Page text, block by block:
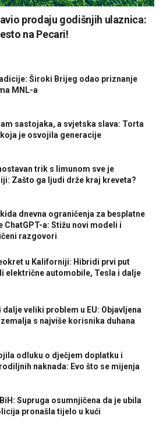
prodaju godišnjih ulaznica:
na Pecari!
Široki Brijeg odao priznanje
MNL-a
sastojaka, a svjetska slava: Torta
je osvojila generacije
trik s limunom sve je
Zašto ga ljudi drže kraj kreveta?
dnevna ograničenja za besplatne
ChatGPT-a: Stižu novi modeli i
razgovori
u Kaliforniji: Hibridi prvi put
električne automobile, Tesla i dalje
dalje veliki problem u EU: Objavljena
zemalja s najviše korisnika duhana
odluku o dječjem doplatku i
naknada: Evo što se mijenja
Supruga osumnjičena da je ubila
pronašla tijelo u kući